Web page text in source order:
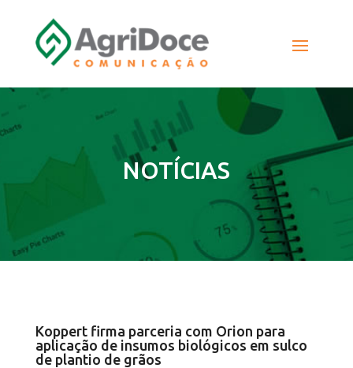
NOTÍCIAS
Koppert firma parceria com Orion para
aplicação de insumos biológicos em sulco
de plantio de grãos